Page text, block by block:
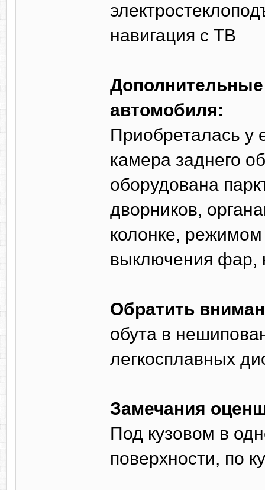
навигация с ТВ
автомобиля:
Приобреталась у
камера заднего
оборудована
дворников,
колонке, режимом
выключения фар,
Обратить
обута в
легкосплавных
Замечания
Под кузовом в
поверхности, по